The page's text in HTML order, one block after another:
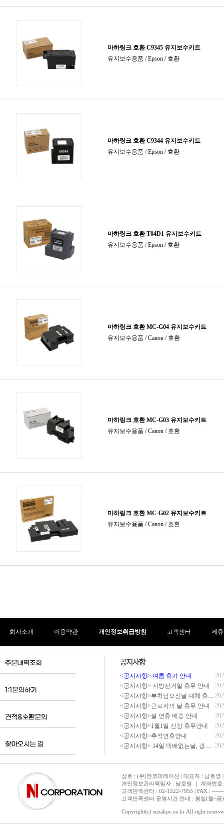
회사소개 이용약관 개인정보취급방침 고객센터 제
<공지사항> 여름 휴가 안내
<공지사항> 지방선거일 휴무 안내
<공지사항>부처님오신날 대체 휴무 안내
<공지사항>근로자의 날 휴무 안내
<공지사항>설 연휴 배송 안내
<공지사항>1월1일 신정 휴무안내
<공지사항>추석연휴안내
<공지사항> 14일 택배없는날, 광복절 휴무 배송 안내
상호 : (주)엔코퍼레이션 | 대표자 : 남호영
개인정보관리책임자 : 남호영 ｜ 계좌번
고객만족센터 : 02-1522-7955 | FAX :
고객만족센터 운영시간 안내 : 평일(월~
Copyright(c) suzakpc.co.kr All right